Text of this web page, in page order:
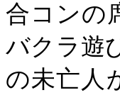
合コンの
バクラ遊
の未亡人